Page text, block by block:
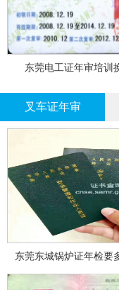
东莞电工证年审培训
叉车证年审
东莞东城锅炉证年检要